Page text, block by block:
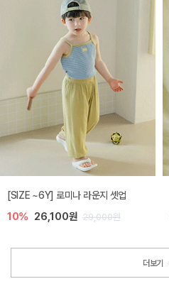
[SIZE ~6Y] 로미나 라운지 셋업
10% 26,100원 29,000원
더보기